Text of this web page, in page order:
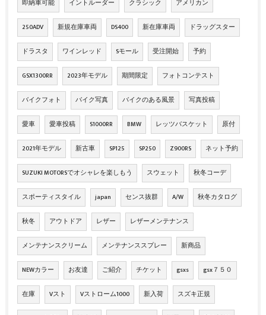
即納車可能 イントルーダー クラシック アメリカン
250ADV 新規在庫車両 DS400 新在庫車両 ドラッグスター
ドラスタ ワインレッド Sモール 受注開始 予約
GSX1300RR 2023年モデル 期間限定 フォトコンテスト
バイクフォト バイク写真 バイクのある風景 写真投稿
愛車 愛車投稿 S1000RR BMW レッツバスケット 原付
2021年モデル 新古車 SP125 SP250 Z900RS ネット予約
SUZUKI MOTORSでオシャレを楽しもう スウェット 秋冬コーデ
スポーティスタイル japan センス抜群 A/W 秋冬カタログ
秋冬 アウトドア レザー レザーメンテナンス
メンテナンスクリーム メンテナンススプレー 新商品
NEWカラー お友達 ご紹介 チケット gsxs gsx７５０
在庫 Vスト Vストローム1000 新入荷 スズキ正規